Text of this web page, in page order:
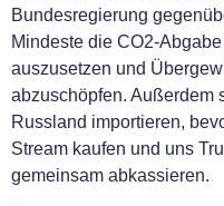
Bundesregierung
Mindeste die CO2-
auszusetzen und
abzuschöpfen. Außerdem
Russland importieren,
Stream kaufen und uns
gemeinsam abkassieren.